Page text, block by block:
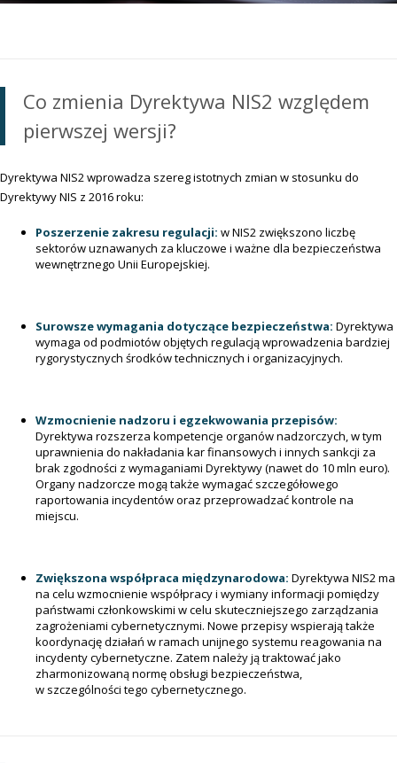
Co zmienia Dyrektywa NIS2 względem
pierwszej wersji?
Dyrektywa NIS2 wprowadza szereg istotnych zmian w stosunku do
Dyrektywy NIS z 2016 roku:
Poszerzenie zakresu regulacji: w NIS2 zwiększono liczbę
sektorów uznawanych za kluczowe i ważne dla bezpieczeństwa
wewnętrznego Unii Europejskiej.
Surowsze wymagania dotyczące bezpieczeństwa: Dyrektywa
wymaga od podmiotów objętych regulacją wprowadzenia bardziej
rygorystycznych środków technicznych i organizacyjnych.
Wzmocnienie nadzoru i egzekwowania przepisów:
Dyrektywa rozszerza kompetencje organów nadzorczych, w tym
uprawnienia do nakładania kar finansowych i innych sankcji za
brak zgodności z wymaganiami Dyrektywy (nawet do 10 mln euro).
Organy nadzorcze mogą także wymagać szczegółowego
raportowania incydentów oraz przeprowadzać kontrole na
miejscu.
Zwiększona współpraca międzynarodowa: Dyrektywa NIS2 ma
na celu wzmocnienie współpracy i wymiany informacji pomiędzy
państwami członkowskimi w celu skuteczniejszego zarządzania
zagrożeniami cybernetycznymi. Nowe przepisy wspierają także
koordynację działań w ramach unijnego systemu reagowania na
incydenty cybernetyczne. Zatem należy ją traktować jako
zharmonizowaną normę obsługi bezpieczeństwa,
w szczególności tego cybernetycznego.